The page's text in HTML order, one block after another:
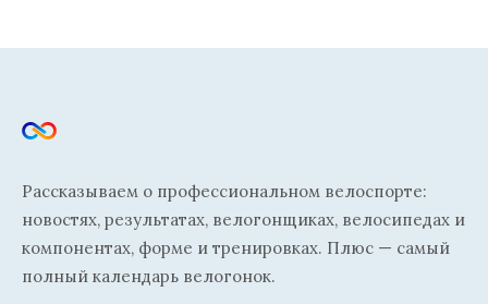
Рассказываем о профессиональном велоспорте:
новостях, результатах, велогонщиках, велосипедах и
компонентах, форме и тренировках. Плюс — самый
полный календарь велогонок.